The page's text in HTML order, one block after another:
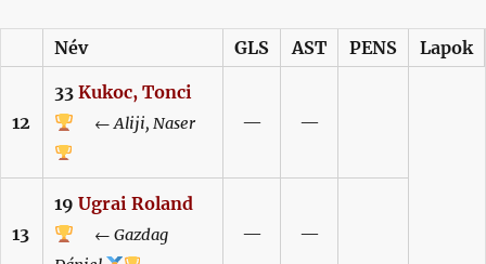
Név GLS AST PENS Lapok
12
33 Kukoc, Tonci
←Aliji, Naser — —
13
19 Ugrai Roland
← Gazdag
— —